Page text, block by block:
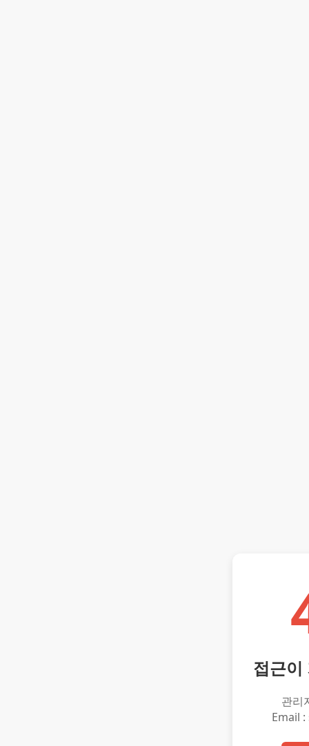
접근이
관리
Email